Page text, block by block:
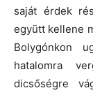
saját érdek
együtt kellene
Bolygónkon
hatalomra
dicsőségre